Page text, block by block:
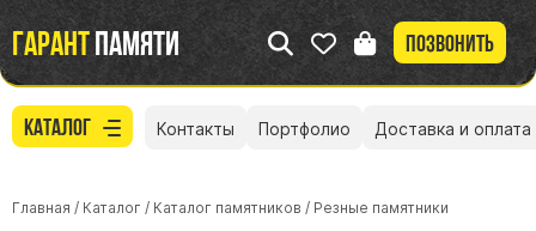
Гарантпамяти Позвонить
Каталог Контакты Портфолио Доставка и оплата
Главная / Каталог / Каталог памятников / Резные памятники